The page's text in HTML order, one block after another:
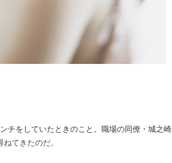
チをしていたときのこと。職場の同僚・城之崎
てきたのだ。